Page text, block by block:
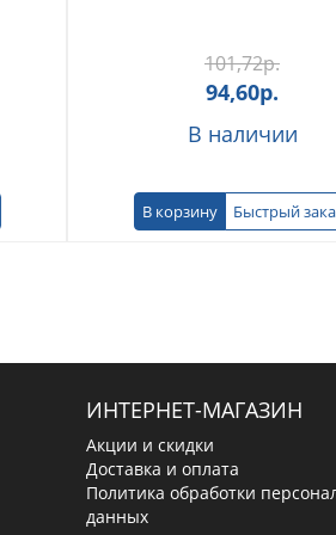
101,72р.
94,60р.
В наличии
В корзину Быстрый
ИНТЕРНЕТ-МАГАЗИН
Акции и скидки
Доставка и оплата
Политика обработки
данных